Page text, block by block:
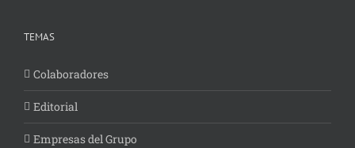
TEMAS
Colaboradores
Editorial
Empresas del Grupo